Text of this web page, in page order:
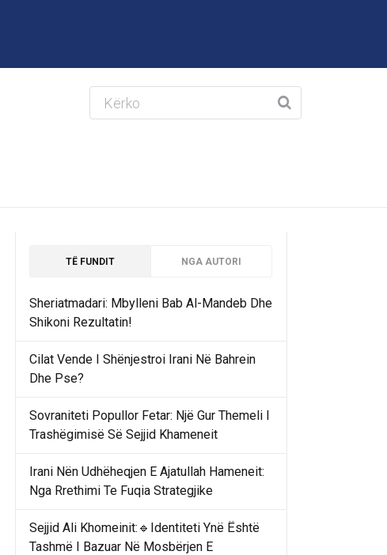
TË FUNDIT NGA AUTORI
Sheriatmadari: Mbylleni Bab Al-Mandeb Dhe
Shikoni Rezultatin!
Cilat Vende I Shënjestroi Irani Në Bahrein
Dhe Pse?
Sovraniteti Popullor Fetar: Një Gur Themeli I
Trashëgimisë Së Sejjid Khameneit
Irani Nën Udhëheqjen E Ajatullah Hameneit:
Nga Rrethimi Te Fuqia Strategjike
Sejjid Ali Khomeinit:🔹Identiteti Ynë Është
Tashmë I Bazuar Në Mosbërjen E